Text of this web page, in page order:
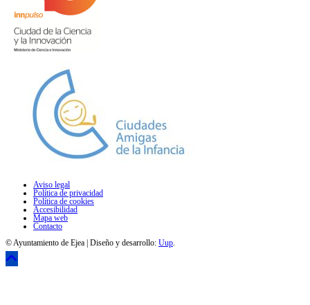
Aviso legal
Política de privacidad
Política de cookies
Accesibilidad
Mapa web
Contacto
© Ayuntamiento de Ejea | Diseño y desarrollo: Uup.